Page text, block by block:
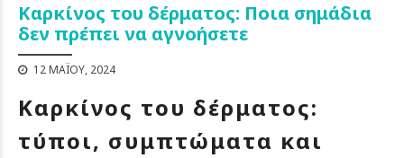
Καρκίνος του δέρματος: Ποια σημάδια
δεν πρέπει να αγνοήσετε
12 ΜΑΪ́ΟΥ, 2024
Καρκίνος του δέρματος:
τύποι, συμπτώματα και